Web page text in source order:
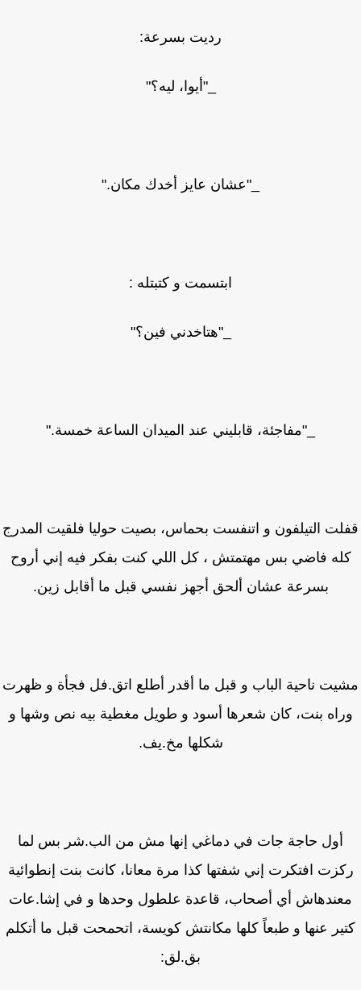
رديت بسرعة:
_"أيوا، ليه؟"
_"عشان عايز أخدك مكان."
ابتسمت و كتبتله :
_"هتاخدني فين؟"
_"مفاجئة، قابليني عند الميدان الساعة خمسة."
التيلفون و اتنفست بحماس، بصيت حوليا فلقيت المدرج
فاضي بس مهتمتش ، كل اللي كنت بفكر فيه إني أروح
بسرعة عشان ألحق أجهز نفسي قبل ما أقابل زين.
ناحية الباب و قبل ما أقدر أطلع اتق.فل فجأة و ظهرت
بنت، كان شعرها أسود و طويل مغطية بيه نص وشها و
شكلها مخ.يف.
أول حاجة جات في دماغي إنها مش من الب.شر بس لما
افتكرت إني شفتها كذا مرة معانا، كانت بنت إنطوائية
أي أصحاب، قاعدة علطول وحدها و في إشا.عات
عنها و طبعاً كلها مكانتش كويسة، اتحمحت قبل ما أتكلم
بق.لق: